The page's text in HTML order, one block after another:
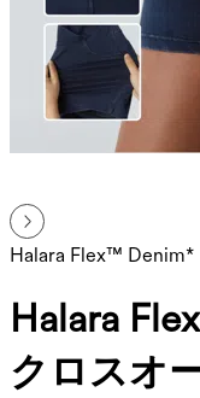
Halara Flex™ Denim*
Halara
クロスオ